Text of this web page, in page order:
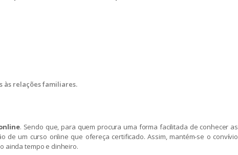
às relações familiares.
. Sendo que, para quem procura uma forma facilitada de conhecer as
de um curso online que ofereça certificado. Assim, mantém-se o convívio
ainda tempo e dinheiro.